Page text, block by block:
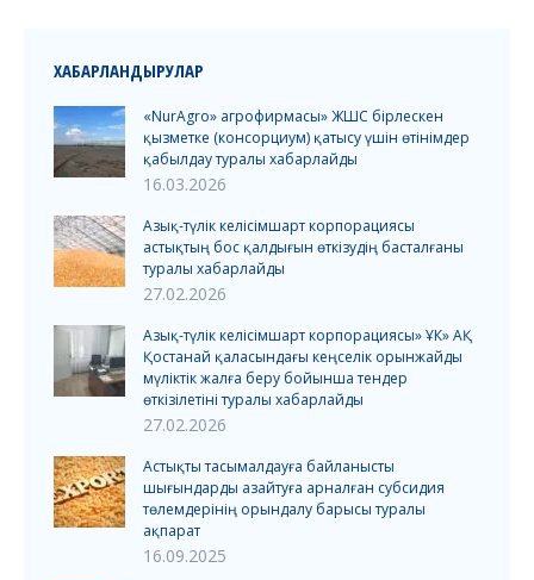
ХАБАРЛАНДЫРУЛАР
«NurAgro» агрофирмасы» ЖШС бірлескен
қызметке (консорциум) қатысу үшін өтінімдер
қабылдау туралы хабарлайды
16.03.2026
Азық-түлік келісімшарт корпорациясы
астықтың бос қалдығын өткізудің басталғаны
туралы хабарлайды
27.02.2026
Азық-түлік келісімшарт корпорациясы» ҰК» АҚ
Қостанай қаласындағы кеңселік орынжайды
мүліктік жалға беру бойынша тендер
өткізілетіні туралы хабарлайды
27.02.2026
Астықты тасымалдауға байланысты
шығындарды азайтуға арналған субсидия
төлемдерінің орындалу барысы туралы
ақпарат
16.09.2025